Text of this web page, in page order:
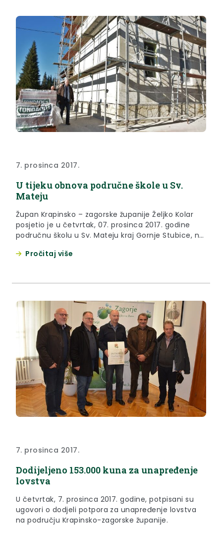
7. prosinca 2017.
U tijeku obnova područne škole u Sv.
Mateju
Župan Krapinsko – zagorske županije Željko Kolar
posjetio je u četvrtak, 07. prosinca 2017. godine
područnu školu u Sv. Mateju kraj Gornje Stubice, na
Pročitaj više
7. prosinca 2017.
Dodijeljeno 153.000 kuna za unapređenje
lovstva
U četvrtak, 7. prosinca 2017. godine, potpisani su
ugovori o dodjeli potpora za unapređenje lovstva
na području Krapinsko-zagorske županije.